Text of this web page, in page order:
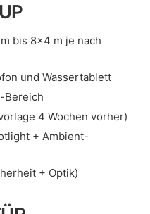
bis 8×4 m je nach
und Wassertablett
Bereich
4 Wochen vorher)
+ Ambient-
+ Optik)